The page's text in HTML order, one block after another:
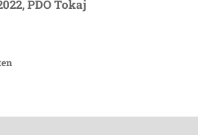
PDO Tokaj